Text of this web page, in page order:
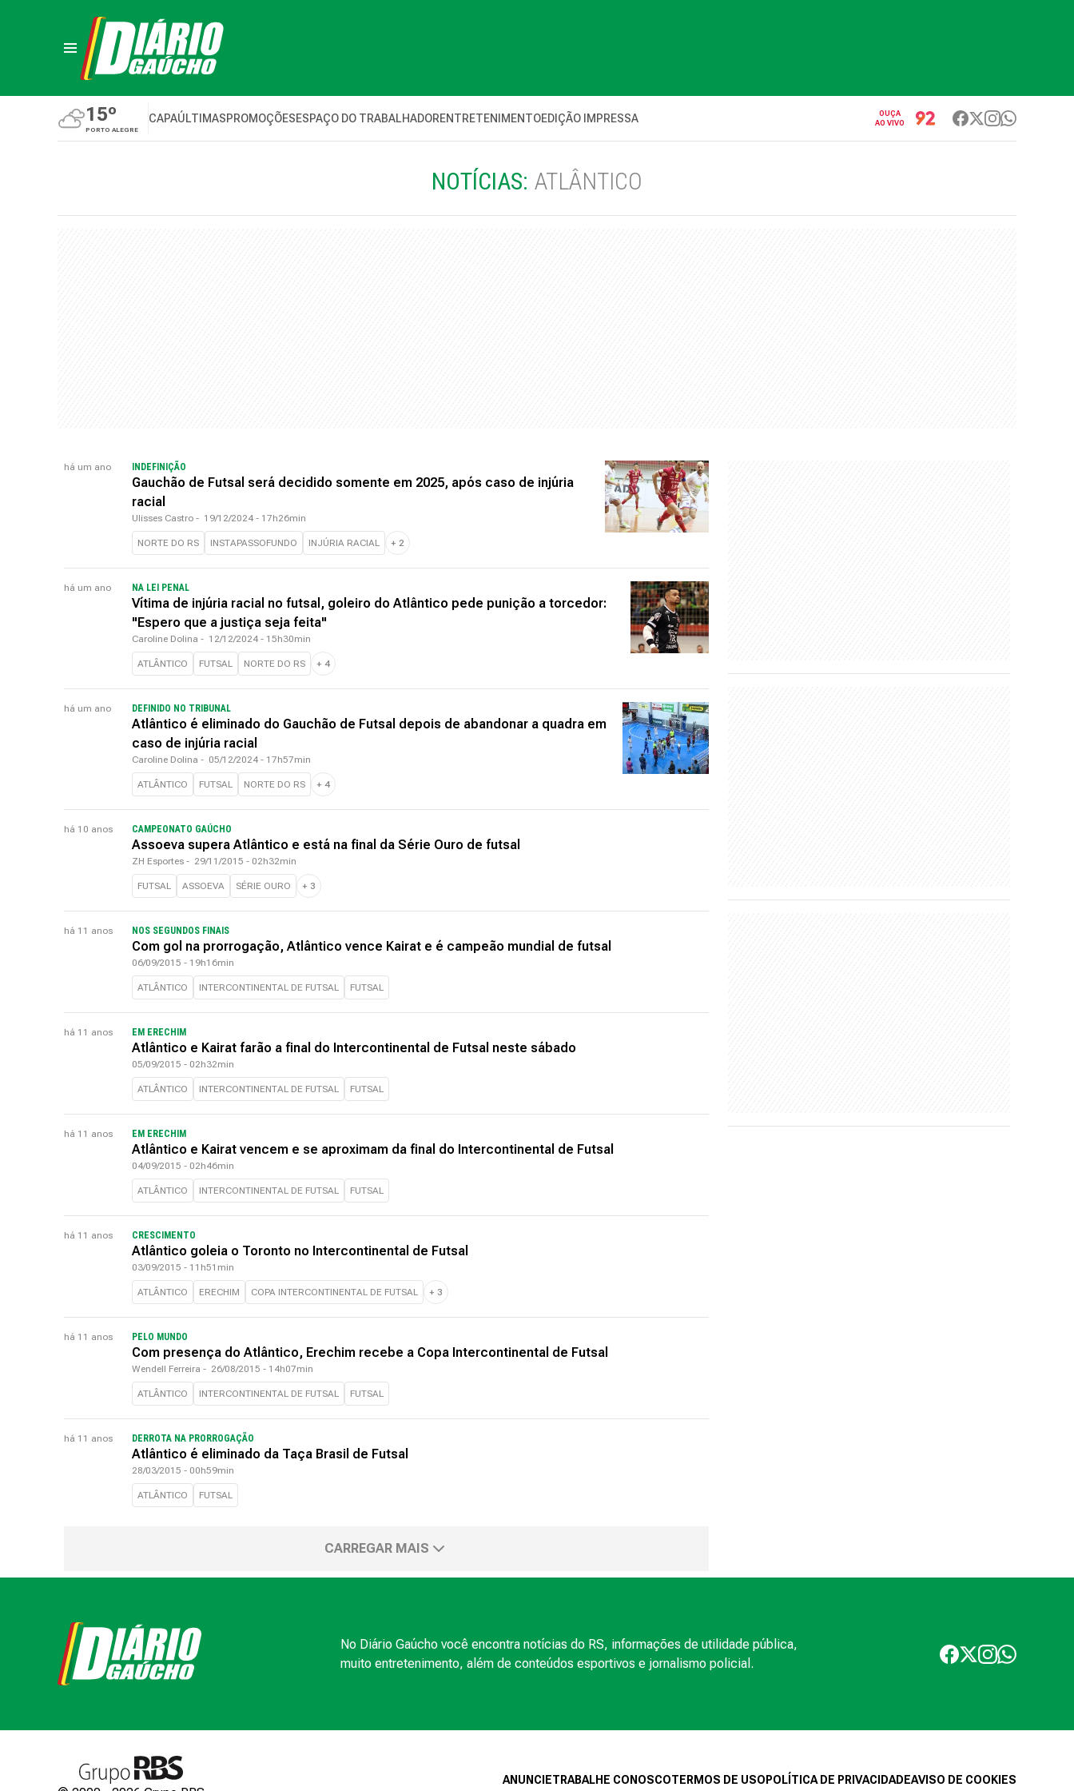
15º
PORTO ALEGRE
CAPAÚLTIMASPROMOÇÕESESPAÇO DO TRABALHADORENTRETENIMENTOEDIÇÃO IMPRESSA
OUÇA
AO VIVO
NOTÍCIAS: ATLÂNTICO
há um ano INDEFINIÇÃO
Gauchão de Futsal será decidido somente em 2025, após caso de injúria
racial
Ulisses Castro - 19/12/2024 - 17h26min
NORTE DO RS INSTAPASSOFUNDO INJÚRIA RACIAL + 2
há um ano NA LEI PENAL
Vítima de injúria racial no futsal, goleiro do Atlântico pede punição a torcedor:
"Espero que a justiça seja feita"
Caroline Dolina - 12/12/2024 - 15h30min
ATLÂNTICO FUTSAL NORTE DO RS + 4
há um ano DEFINIDO NO TRIBUNAL
Atlântico é eliminado do Gauchão de Futsal depois de abandonar a quadra em
caso de injúria racial
Caroline Dolina - 05/12/2024 - 17h57min
ATLÂNTICO FUTSAL NORTE DO RS + 4
há 10 anos CAMPEONATO GAÚCHO
Assoeva supera Atlântico e está na final da Série Ouro de futsal
ZH Esportes - 29/11/2015 - 02h32min
FUTSAL ASSOEVA SÉRIE OURO + 3
há 11 anos NOS SEGUNDOS FINAIS
Com gol na prorrogação, Atlântico vence Kairat e é campeão mundial de futsal
06/09/2015 - 19h16min
ATLÂNTICO INTERCONTINENTAL DE FUTSAL FUTSAL
há 11 anos EM ERECHIM
Atlântico e Kairat farão a final do Intercontinental de Futsal neste sábado
05/09/2015 - 02h32min
ATLÂNTICO INTERCONTINENTAL DE FUTSAL FUTSAL
há 11 anos EM ERECHIM
Atlântico e Kairat vencem e se aproximam da final do Intercontinental de Futsal
04/09/2015 - 02h46min
ATLÂNTICO INTERCONTINENTAL DE FUTSAL FUTSAL
há 11 anos CRESCIMENTO
Atlântico goleia o Toronto no Intercontinental de Futsal
03/09/2015 - 11h51min
ATLÂNTICO ERECHIM COPA INTERCONTINENTAL DE FUTSAL + 3
há 11 anos PELO MUNDO
Com presença do Atlântico, Erechim recebe a Copa Intercontinental de Futsal
Wendell Ferreira - 26/08/2015 - 14h07min
ATLÂNTICO INTERCONTINENTAL DE FUTSAL FUTSAL
há 11 anos DERROTA NA PRORROGAÇÃO
Atlântico é eliminado da Taça Brasil de Futsal
28/03/2015 - 00h59min
ATLÂNTICO FUTSAL
CARREGAR MAIS
No Diário Gaúcho você encontra notícias do RS, informações de utilidade pública,
muito entretenimento, além de conteúdos esportivos e jornalismo policial.
ANUNCIETRABALHE CONOSCOTERMOS DE USO POLÍTICA DE PRIVACIDADEAVISO DE COOKIES